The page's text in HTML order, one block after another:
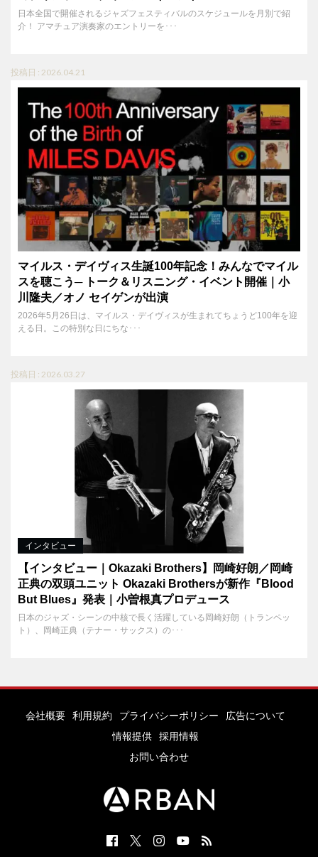
日本全国で開催されるジャズフェスティバルのスケジュールを月別で紹
介！ アマチュア演奏家のエントリーを･･･
投稿日 : 2026.04.21
マイルス・デイヴィス生誕100年記念！みんなでマイル
スを聴こう─ トーク＆リスニング・イベント開催｜小
川隆夫／オノ セイゲンが出演
2026年5月26日は、マイルス・デイヴィスが生まれてちょうど100年を迎
える日。この特別な日にちな･･･
投稿日 : 2026.03.27
インタビュー
【インタビュー｜Okazaki Brothers】岡崎好朗／岡崎
正典の双頭ユニット Okazaki Brothersが新作『Blood
But Blues』発表｜小曽根真プロデュース
日本のジャズ・シーンの中核で長く活躍している岡崎好朗（トランペッ
ト）、岡崎正典（テナー・サックス）の･･･
会社概要 利用規約 プライバシーポリシー
広告について
情報提供
採用情報
お問い合わせ